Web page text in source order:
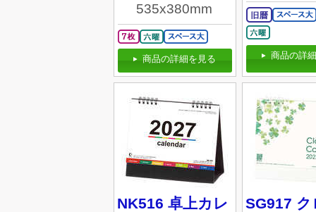
535x380mm
商品の詳細を見る 商品の詳
NK516 卓上カレ
SG917